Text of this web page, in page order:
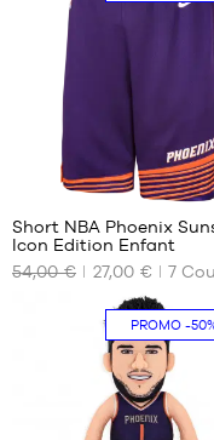
NOS
TAILLES
DISPONIBLES
32
Short NBA Phoenix
Icon Edition Enfant
54,00 €
27,00 € 7
PROMO-